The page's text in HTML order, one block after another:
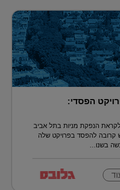
הפסדי:
הנפקת מניות בתל אביב
קרובה להפסד בפרויקט שלה
בשנו...